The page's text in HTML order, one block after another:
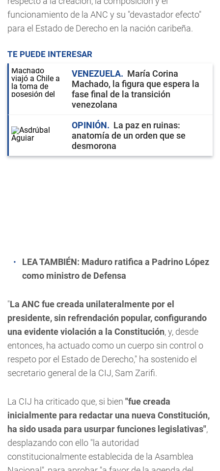
funcionamiento de la ANC y su "devastador efecto"
para el Estado de Derecho en la nación caribeña.
TE PUEDE INTERESAR
VENEZUELA
María Corina
Machado, la figura que espera la
fase final de la transición
venezolana
OPINIÓN
La paz en ruinas:
anatomía de un orden que se
desmorona
LEA TAMBIÉN: Maduro ratifica a Padrino López
como ministro de Defensa
"La ANC fue creada unilateralmente por el
presidente, sin refrendación popular, configurando
una evidente violación a la Constitución, y, desde
entonces, ha actuado como un cuerpo sin control o
respeto por el Estado de Derecho," ha sostenido el
secretario general de la CIJ, Sam Zarifi.
La CIJ ha criticado que, si bien "fue creada
inicialmente para redactar una nueva Constitución,
ha sido usada para usurpar funciones legislativas",
desplazando con ello "la autoridad
constitucionalmente establecida de la Asamblea